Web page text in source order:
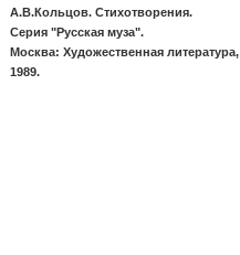
А.В.Кольцов. Стихотворения.
Серия "Русская муза".
Москва: Художественная литература,
1989.